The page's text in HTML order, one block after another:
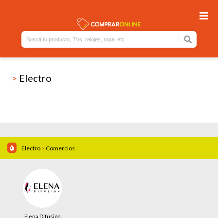
> Electro
Electro > Comercios
Elena Difusión